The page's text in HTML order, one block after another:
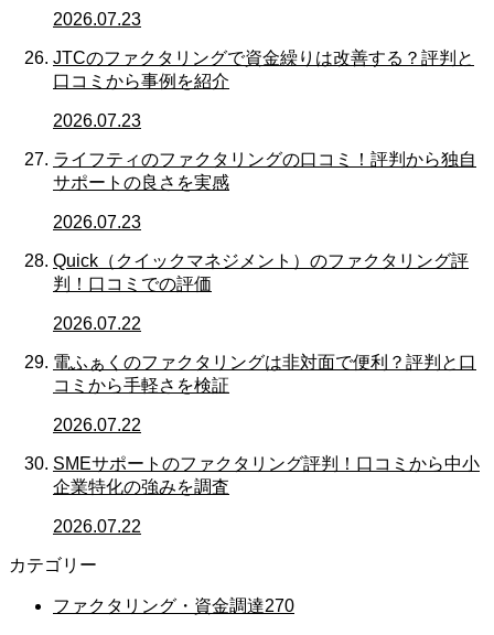
2026.07.23
JTCのファクタリングで資金繰りは改善する？評判と
口コミから事例を紹介
2026.07.23
ライフティのファクタリングの口コミ！評判から独自
サポートの良さを実感
2026.07.23
Quick（クイックマネジメント）のファクタリング評
判！口コミでの評価
2026.07.22
電ふぁくのファクタリングは非対面で便利？評判と口
コミから手軽さを検証
2026.07.22
SMEサポートのファクタリング評判！口コミから中小
企業特化の強みを調査
2026.07.22
カテゴリー
ファクタリング・資金調達270